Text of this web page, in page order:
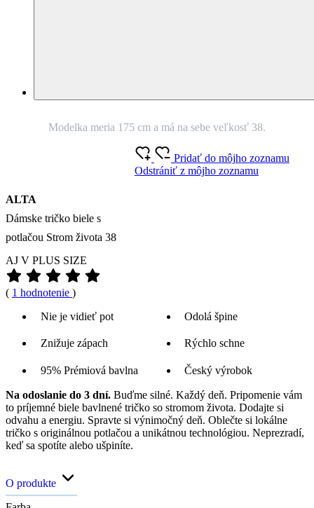
keď sa spotíte alebo ušpiníte.
O produkte